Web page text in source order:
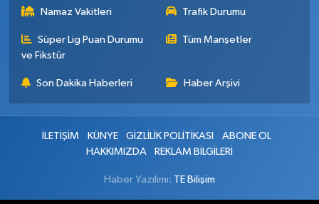
Namaz Vakitleri Trafik Durumu
Süper Lig Puan Durumu
ve Fikstür
Tüm Manşetler
Son Dakika Haberleri Haber Arşivi
İLETİŞİM KÜNYE GİZLİLİK POLİTİKASI
ABONE OL
HAKKIMIZDA
REKLAM BİLGİLERİ
Haber Yazılımı: TE Bilişim